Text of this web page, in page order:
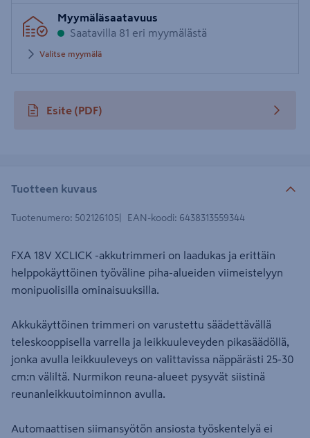
postinumero
Myymäläsaatavuus
Saatavilla 81 eri myymälästä
Valitse myymälä
Esite (PDF)
avautuu uuteen välilehteen
Tuotteen kuvaus
Tuotenumero: 502126105 EAN-koodi: 6438313559344
FXA 18V XCLICK -akkutrimmeri on laadukas ja erittäin
helppokäyttöinen työväline piha-alueiden viimeistelyyn
monipuolisilla ominaisuuksilla.
Akkukäyttöinen trimmeri on varustettu säädettävällä
teleskooppisella varrella ja leikkuuleveyden pikasäädöllä,
jonka avulla leikkuuleveys on valittavissa näppärästi 25-30
cm:n väliltä. Nurmikon reuna-alueet pysyvät siistinä
reunanleikkuutoiminnon avulla.
Automaattisen siimansyötön ansiosta työskentelyä ei